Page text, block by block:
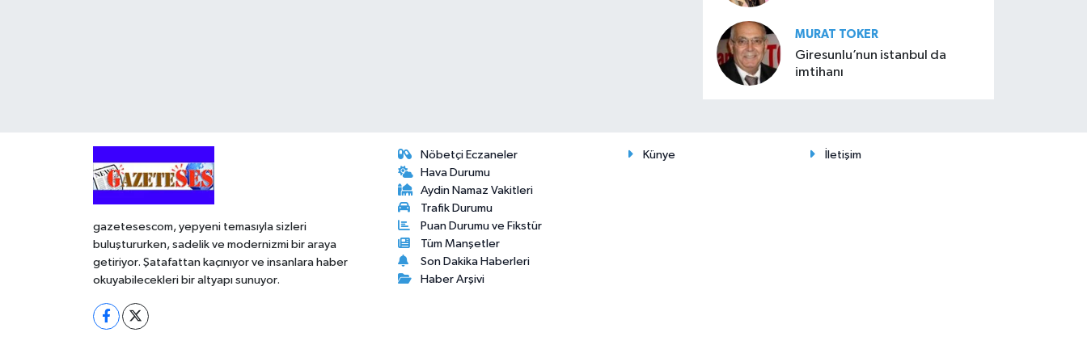
MURAT TOKER
Giresunlu’nun istanbul da
imtihanı
gazetesescom, yepyeni temasıyla sizleri
buluştururken, sadelik ve modernizmi bir araya
getiriyor. Şatafattan kaçınıyor ve insanlara haber
okuyabilecekleri bir altyapı sunuyor.
Nöbetçi Eczaneler
Hava Durumu
Aydin Namaz Vakitleri
Trafik Durumu
Puan Durumu ve Fikstür
Tüm Manşetler
Son Dakika Haberleri
Haber Arşivi
Künye İletişim